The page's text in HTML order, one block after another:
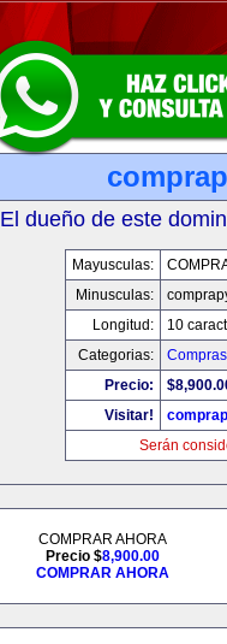
El dueño de este
Mayusculas:
Minusculas:
Longitud:
10
Categorias:
Precio:
Visitar!
Serán
COMPRAR AHORA
Precio $8,900.00
COMPRAR AHORA